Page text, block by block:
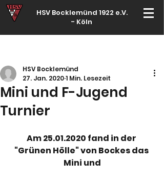
HSV Bocklemünd 1922 e.V.
- Köln
Mini und F-Jugend
Turnier
HSV Bocklemünd
27. Jan. 20201 Min. Lesezeit
Am 25.01.2020 fand in der
"Grünen Hölle" von Bockes das
Mini und